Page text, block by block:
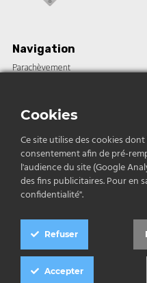
Navigation
Parachèvement
Construction
Inox et aluminium
Contact
04 12 04 68 79
Cookies
Ce site utilise des cookies
consentement afin de pré-
l'audience du site (Google
des fins publicitaires. Pour en
confidentialité".
Refuser
Accepter